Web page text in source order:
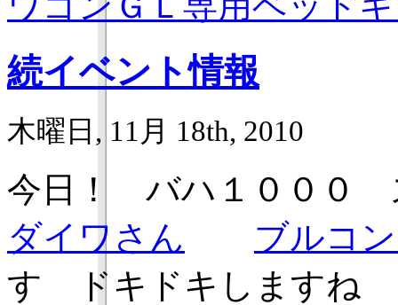
続イベント情報
木曜日, 11月 18th, 2010
今日！ バハ１０００
ダイワさん
ブルコ
す ドキドキしますね